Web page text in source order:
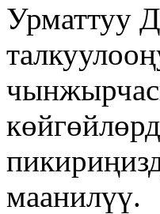
Урматтуу
маанилүү.